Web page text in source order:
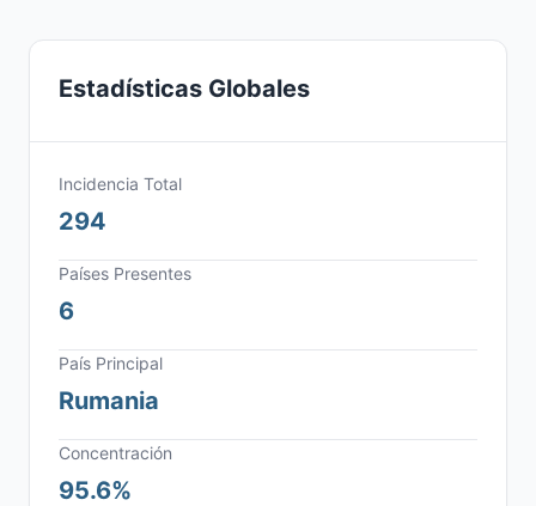
Estadísticas Globales
Incidencia Total
294
Países Presentes
6
País Principal
Rumania
Concentración
95.6%